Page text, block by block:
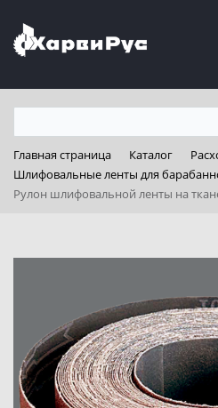
Главная страница Каталог
Шлифовальные ленты для
Рулон шлифовальной ленты на